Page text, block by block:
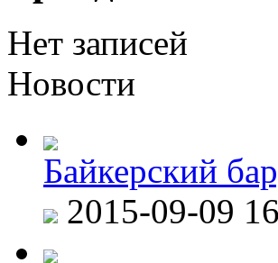
Нет записей
Новости
Байкерский
2015-09-09